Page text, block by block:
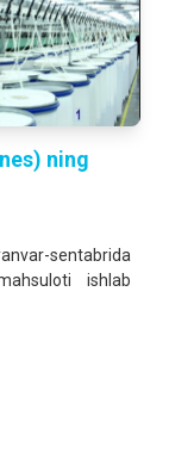
ning
sentabrida
ishlab